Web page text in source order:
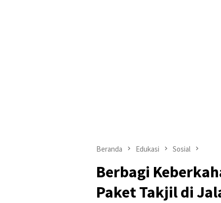
Beranda Edukasi Sosial
Berbagi
Paket Takjil di